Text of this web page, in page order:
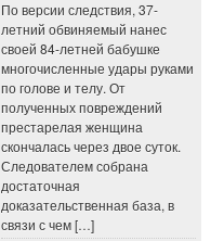
По версии следствия, 37-
летний обвиняемый нанес
своей 84-летней бабушке
многочисленные удары руками
по голове и телу. От
полученных повреждений
престарелая женщина
скончалась через двое суток.
Следователем собрана
достаточная
доказательственная база, в
связи с чем […]